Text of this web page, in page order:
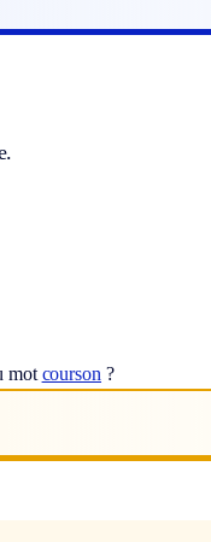
mot courson ?